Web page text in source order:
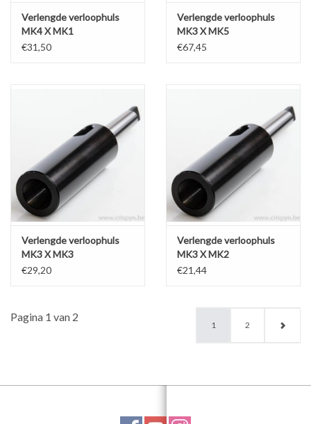
Verlengde verloophuls
MK4 X MK1
€31,50
Verlengde verloophuls
MK3 X MK5
€67,45
Verlengde verloophuls
MK3 X MK3
€29,20
Verlengde verloophuls
MK3 X MK2
€21,44
Pagina 1 van 2
1 2